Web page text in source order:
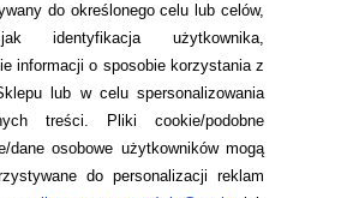
do określonego celu lub celów,
identyfikacja użytkownika,
informacji o sposobie korzystania z
lub w celu spersonalizowania
treści.
Pliki cookie/podobne
dane osobowe użytkowników mogą
do personalizacji reklam
KONTAKTOWE